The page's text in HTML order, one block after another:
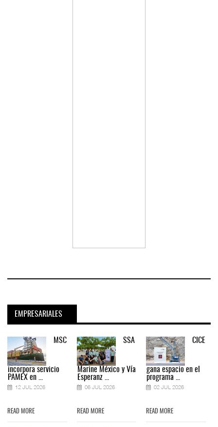
EMPRESARIALES
MSC
incorpora servicio
PAMEX en ...
12 JUL 2026
READ MORE
SSA
Marine México y Vía
Esperanz ...
06 JUL 2026
READ MORE
CICE
gana espacio en el
programa ...
02 JUL 2026
READ MORE